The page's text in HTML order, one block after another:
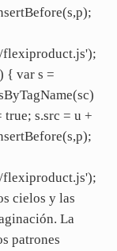
flexiproduct.js');
{ var s =
s.src = u +
flexiproduct.js');
cielos y las
La
patrones